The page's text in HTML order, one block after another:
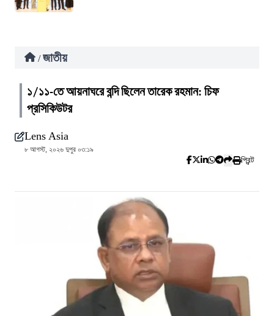
/ জাতীয়
১/১১-তে আয়নাঘরে বন্দি ছিলেন তারেক রহমান: চিফ
প্রসিকিউটর
Lens Asia
৮ আগস্ট, ২০২৬ দুপুর ০৩:১৯
প্রিন্ট